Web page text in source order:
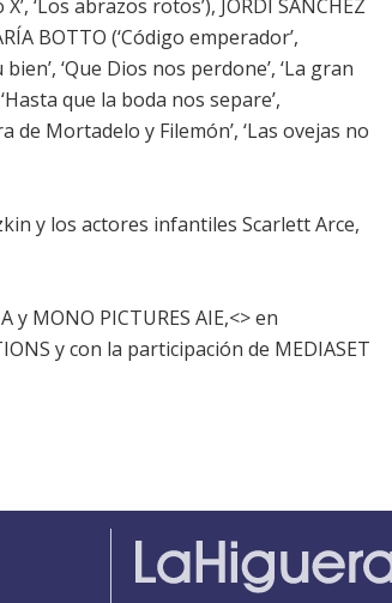
‘Los abrazos rotos’), JORDI SÁNCHEZ
BOTTO (‘Código emperador’,
bien’, ‘Que Dios nos perdone’, ‘La gran
que la boda nos separe’,
de Mortadelo y Filemón’, ‘Las ovejas no
y los actores infantiles Scarlett Arce,
y MONO PICTURES AIE,<> en
y con la participación de MEDIASET